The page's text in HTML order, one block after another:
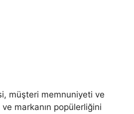
müşteri memnuniyeti ve
ve markanın popülerliğini